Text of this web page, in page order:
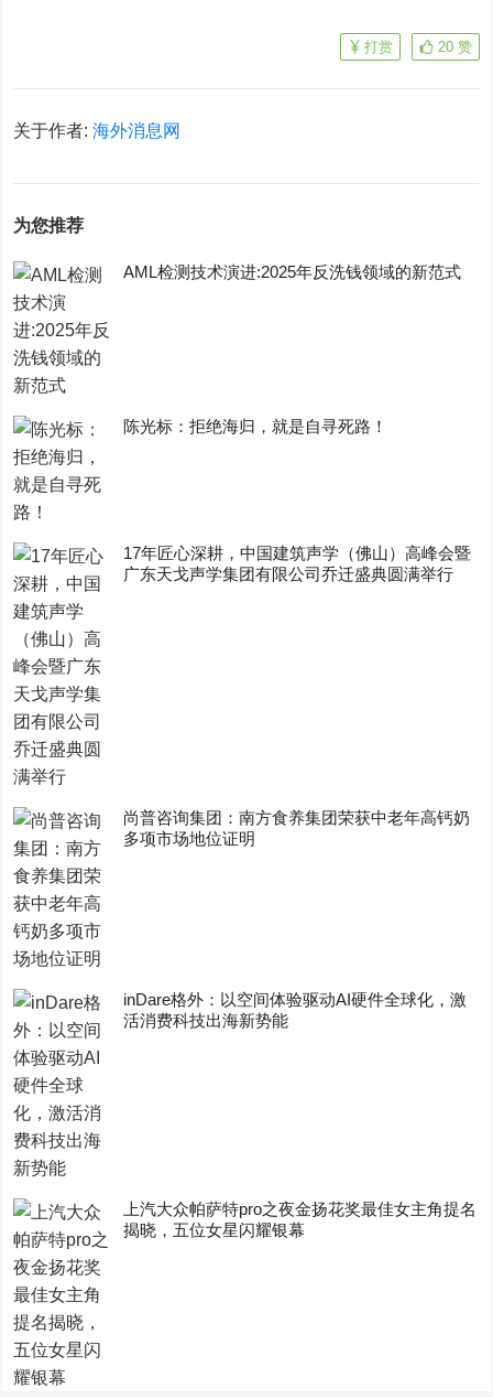
20 赞
打赏
关于作者:海外消息网
为您推荐
AML检测技术演进:2025年反洗钱领域的新范式
陈光标：拒绝海归，就是自寻死路！
17年匠心深耕，中国建筑声学（佛山）高峰会暨
广东天戈声学集团有限公司乔迁盛典圆满举行
尚普咨询集团：南方食养集团荣获中老年高钙奶
多项市场地位证明
inDare格外：以空间体验驱动AI硬件全球化，激
活消费科技出海新势能
上汽大众帕萨特pro之夜金扬花奖最佳女主角提名
揭晓，五位女星闪耀银幕